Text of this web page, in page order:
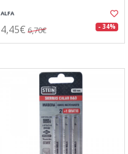
ALFA
4,45€ 6,70€ - 34%